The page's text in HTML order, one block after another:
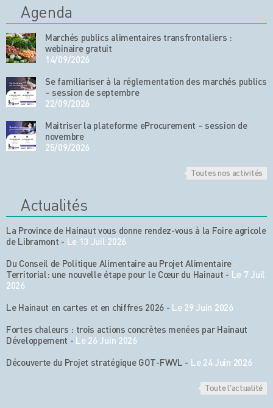
Agenda
Marchés publics alimentaires transfrontaliers :
webinaire gratuit
14/09/2026
Se familiariser à la réglementation des marchés publics
– session de septembre
22/09/2026
Maitriser la plateforme eProcurement – session de
novembre
25/09/2026
Toutes nos activités
Actualités
La Province de Hainaut vous donne rendez-vous à la Foire agricole
de Libramont - Le 13 Juil 2026
Du Conseil de Politique Alimentaire au Projet Alimentaire
Territorial: une nouvelle étape pour le Cœur du Hainaut - Le 7 Juil
2026
Le Hainaut en cartes et en chiffres 2026 - Le 29 Juin 2026
Fortes chaleurs : trois actions concrètes menées par Hainaut
Développement - Le 26 Juin 2026
Découverte du Projet stratégique GOT-FWVL - Le 24 Juin 2026
Toute l'actualité